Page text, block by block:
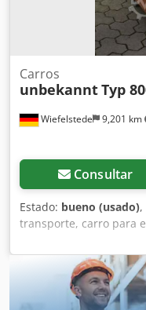
Wiefelstede 9,201 km
Carros
unbekanntTyp
Consultar
Estado: bueno (usado)
transporte, carro para
carro para la
Ancho: 620 mm -
Djdpfx Aeb A
disponibles -Precio: